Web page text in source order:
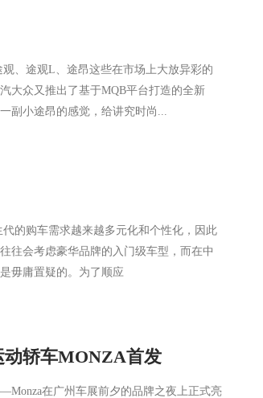
观、途观L、途昂这些在市场上大放异彩的
大众又推出了基于MQB平台打造的全新
副小途昂的感觉，给讲究时尚...
代的购车需求越来越多元化和个性化，因此
往会考虑豪华品牌的入门级车型，而在中
毋庸置疑的。为了顺应
动轿车MONZA首发
在广州车展前夕的品牌之夜上正式亮